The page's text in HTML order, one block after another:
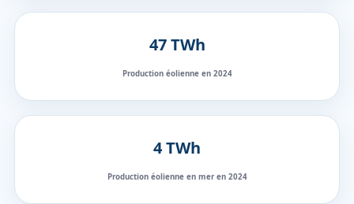
47 TWh
Production éolienne en 2024
4 TWh
Production éolienne en mer en 2024